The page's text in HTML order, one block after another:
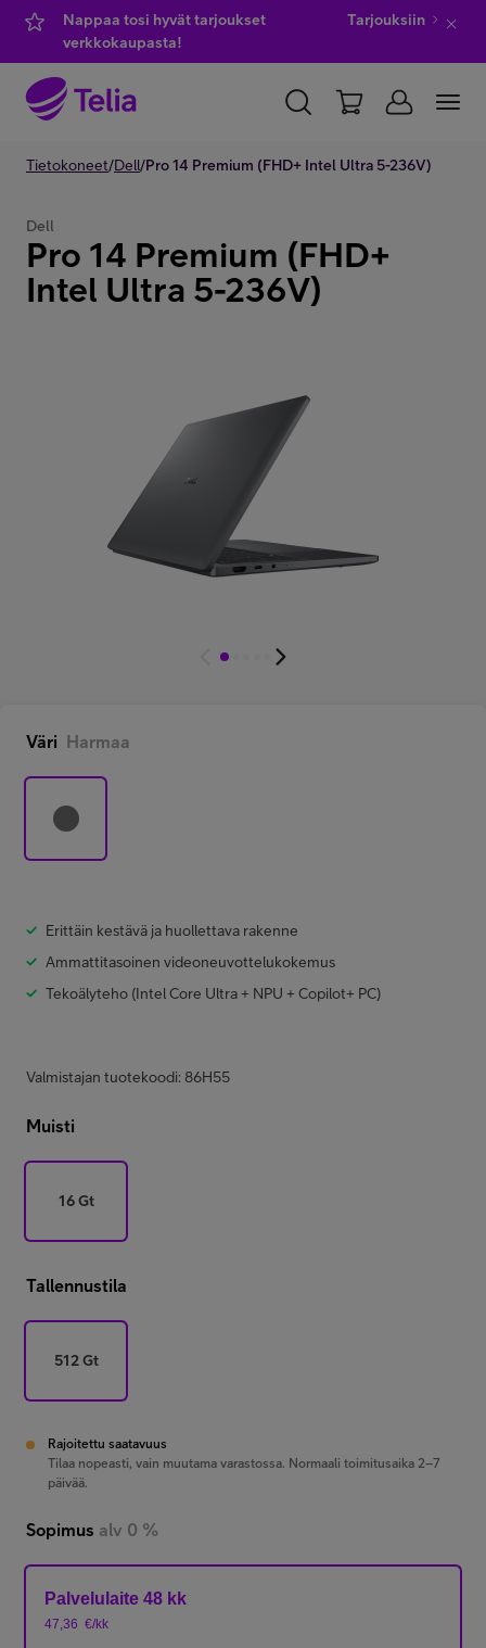
Nappaa tosi hyvät tarjoukset
verkkokaupasta!
Tarjouksiin
YKSITYISILLE YRITYKSILLE WHOLESALE
Kauppa
Minun Telia Yrityksille
Tietokoneet/Dell/Pro 14 Premium (FHD+ Intel Ultra 5-236V)
Dell
Pro 14 Premium (FHD+
Intel Ultra 5-236V)
Väri Harmaa
Erittäin kestävä ja huollettava rakenne
Ammattitasoinen videoneuvottelukokemus
Tekoälyteho (Intel Core Ultra + NPU + Copilot+ PC)
Valmistajan tuotekoodi: 86H55
Muisti
16 Gt
Tallennustila
512 Gt
Rajoitettu saatavuus
Tilaa nopeasti, vain muutama varastossa. Normaali toimitusaika 2–7
päivää.
Sopimus alv 0 %
Palvelulaite 48 kk
47,36 €/kk